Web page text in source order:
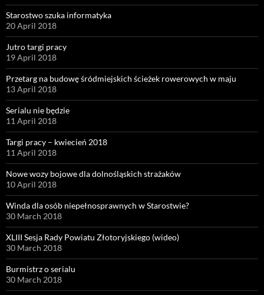
Starostwo szuka informatyka
20 April 2018
Jutro targi pracy
19 April 2018
Przetarg na budowę śródmiejskich ścieżek rowerowych w maju
13 April 2018
Serialu nie będzie
11 April 2018
Targi pracy – kwiecień 2018
11 April 2018
Nowe wozy bojowe dla dolnośląskich strażaków
10 April 2018
Winda dla osób niepełnosprawnych w Starostwie?
30 March 2018
XLIII Sesja Rady Powiatu Złotoryjskiego (wideo)
30 March 2018
Burmistrz o serialu
30 March 2018